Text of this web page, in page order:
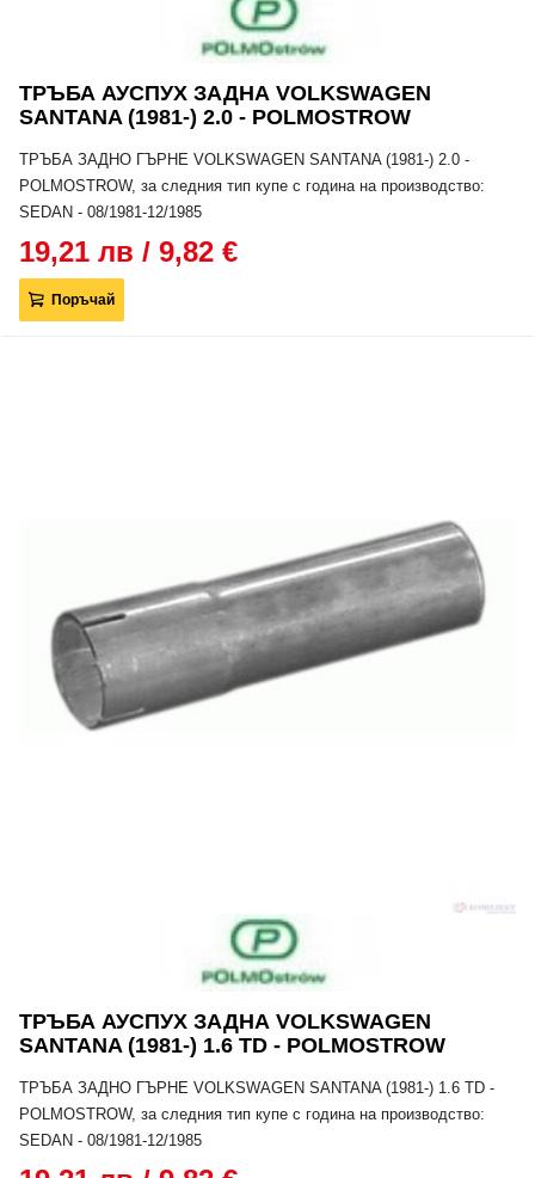
ТРЪБА АУСПУХ ЗАДНА VOLKSWAGEN
SANTANA (1981-) 2.0 - POLMOSTROW
ТРЪБА ЗАДНО ГЪРНЕ VOLKSWAGEN SANTANA (1981-) 2.0 -
POLMOSTROW, за следния тип купе с година на производство:
SEDAN - 08/1981-12/1985
19,21 лв / 9,82 €
Поръчай
ТРЪБА АУСПУХ ЗАДНА VOLKSWAGEN
SANTANA (1981-) 1.6 TD - POLMOSTROW
ТРЪБА ЗАДНО ГЪРНЕ VOLKSWAGEN SANTANA (1981-) 1.6 TD -
POLMOSTROW, за следния тип купе с година на производство:
SEDAN - 08/1981-12/1985